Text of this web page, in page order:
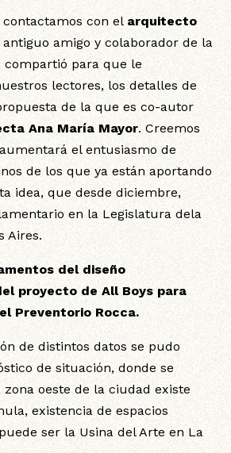
contactamos con el arquitecto
antiguo amigo y colaborador de la
compartió para que le
lectores, los detalles de
de la que es co-autor
Ana María Mayor. Creemos
el entusiasmo de
de los que ya están aportando
idea, que desde diciembre,
en la Legislatura dela
Aires.
del diseño
proyecto de All Boys para
Preventorio Rocca.
de distintos datos se pudo
de situación, donde se
oeste de la ciudad existe
existencia de espacios
ser la Usina del Arte en La